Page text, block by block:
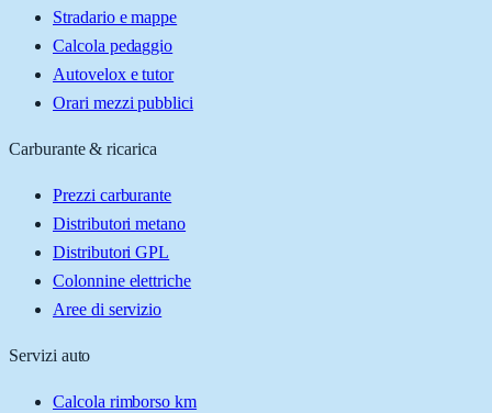
Stradario e mappe
Calcola pedaggio
Autovelox e tutor
Orari mezzi pubblici
Carburante & ricarica
Prezzi carburante
Distributori metano
Distributori GPL
Colonnine elettriche
Aree di servizio
Servizi auto
Calcola rimborso km